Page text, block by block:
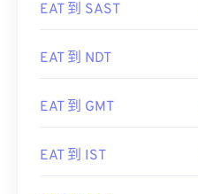
EAT 到 SAST
EAT 到 NDT
EAT 到 GMT
EAT 到 IST